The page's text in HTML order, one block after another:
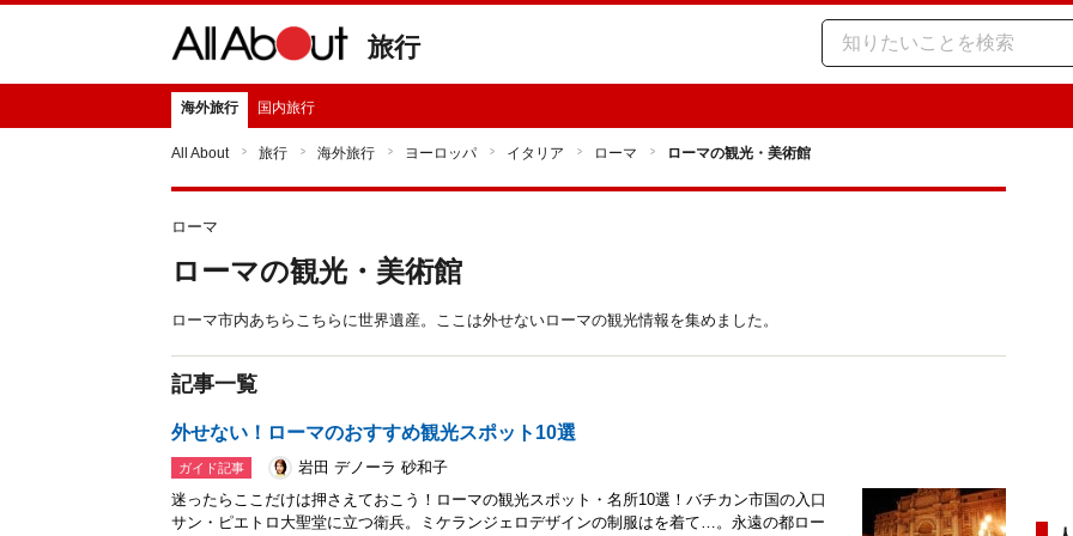
旅行
海外旅行 国内旅行
All About 旅行 海外旅行 ヨーロッパ イタリア ローマ ローマの観光・美術館
ローマ
ローマの観光・美術館
ローマ市内あちらこちらに世界遺産。ここは外せないローマの観光情報を集めました。
記事一覧
外せない！ローマのおすすめ観光スポット10選
ガイド記事
岩田 デノーラ 砂和子
迷ったらここだけは押さえておこう！ローマの観光スポット・名所10選！バチカン市国の入口
サン・ピエトロ大聖堂に立つ衛兵。ミケランジェロデザインの制服はを着て…。永遠の都ロー